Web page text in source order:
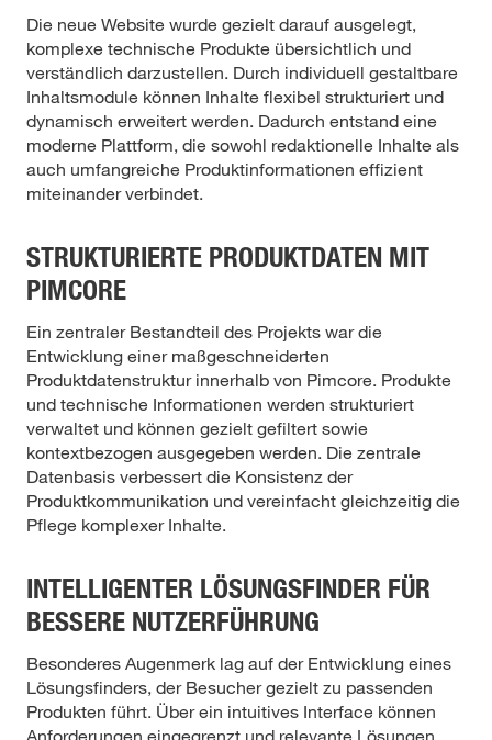
Die neue Website wurde gezielt darauf ausgelegt,
komplexe technische Produkte übersichtlich und
verständlich darzustellen. Durch individuell gestaltbare
Inhaltsmodule können Inhalte flexibel strukturiert und
dynamisch erweitert werden. Dadurch entstand eine
moderne Plattform, die sowohl redaktionelle Inhalte als
auch umfangreiche Produktinformationen effizient
miteinander verbindet.
STRUKTURIERTE PRODUKTDATEN MIT
PIMCORE
Ein zentraler Bestandteil des Projekts war die
Entwicklung einer maßgeschneiderten
Produktdatenstruktur innerhalb von Pimcore. Produkte
und technische Informationen werden strukturiert
verwaltet und können gezielt gefiltert sowie
kontextbezogen ausgegeben werden. Die zentrale
Datenbasis verbessert die Konsistenz der
Produktkommunikation und vereinfacht gleichzeitig die
Pflege komplexer Inhalte.
INTELLIGENTER LÖSUNGSFINDER FÜR
BESSERE NUTZERFÜHRUNG
Besonderes Augenmerk lag auf der Entwicklung eines
Lösungsfinders, der Besucher gezielt zu passenden
Produkten führt. Über ein intuitives Interface können
Anforderungen eingegrenzt und relevante Lösungen